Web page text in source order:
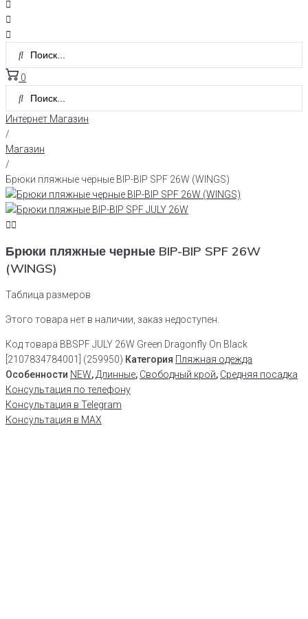
0
Интернет Магазин
/
Магазин
/
Брюки пляжные черные BIP-BIP SPF 26W (WINGS)
Брюки пляжные черные BIP-BIP SPF 26W
(WINGS)
Таблица размеров
Этого товара нет в наличии, заказ недоступен.
Код товара BBSPF JULY 26W Green Dragonfly On Black
[2107834784001] (259950) Категория Пляжная одежда
Особенности NEW, Длинные, Свободный крой, Средняя посадка
Консультация по телефону
Консультация в Telegram
Консультация в MAX